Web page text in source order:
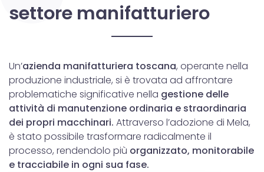
settore manifatturiero
Un’azienda manifatturiera toscana, operante nella
produzione industriale, si è trovata ad affrontare
problematiche significative nella gestione delle
attività di manutenzione ordinaria e straordinaria
dei propri macchinari. Attraverso l’adozione di Mela,
è stato possibile trasformare radicalmente il
processo, rendendolo più organizzato, monitorabile
e tracciabile in ogni sua fase.